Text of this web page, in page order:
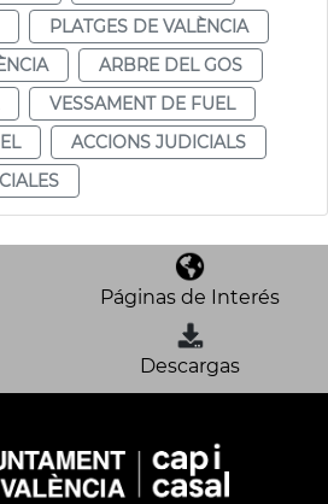
PLATGES DE VALÈNCIA
ARBRE DEL GOS
VESSAMENT DE FUEL
ACCIONS JUDICIALS
Páginas de Interés
Descargas